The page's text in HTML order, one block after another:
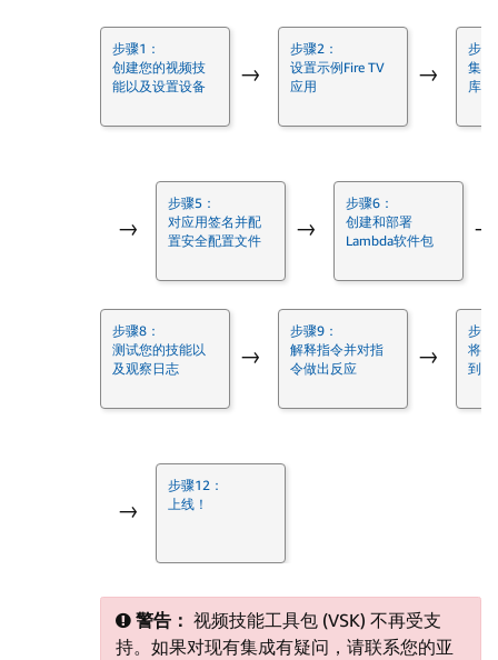
步骤1：
创建您的视频技
能以及设置设备
→
步骤2：
设置示例Fire TV
应用
→
步骤
集成
库
→
步骤5：
对应用签名并配
置安全配置文件
→
步骤6：
创建和部署
Lambda软件包
→
步骤8：
测试您的技能以
及观察日志
→
步骤9：
解释指令并对指
令做出反应
→
步骤
将您
到动
→
步骤12：
上线！
警告： 视频技能工具包 (VSK) 不再受支
持。如果对现有集成有疑问，请联系您的亚